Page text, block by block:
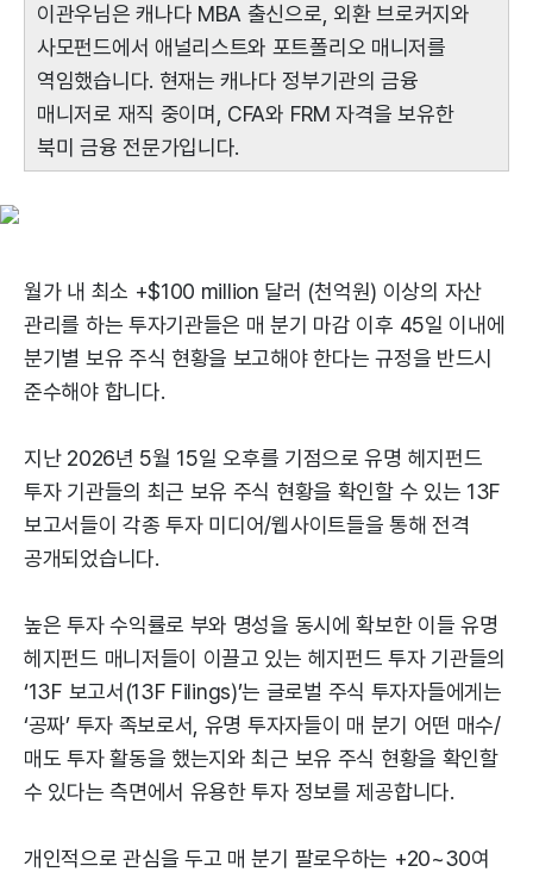
이관우님은 캐나다 MBA 출신으로, 외환 브로커지와
사모펀드에서 애널리스트와 포트폴리오 매니저를
역임했습니다. 현재는 캐나다 정부기관의 금융
매니저로 재직 중이며, CFA와 FRM 자격을 보유한
북미 금융 전문가입니다.
월가 내 최소 +$100 million 달러 (천억원) 이상의 자산
관리를 하는 투자기관들은 매 분기 마감 이후 45일 이내에
분기별 보유 주식 현황을 보고해야 한다는 규정을 반드시
준수해야 합니다.
지난 2026년 5월 15일 오후를 기점으로 유명 헤지펀드
투자 기관들의 최근 보유 주식 현황을 확인할 수 있는 13F
보고서들이 각종 투자 미디어/웹사이트들을 통해 전격
공개되었습니다.
높은 투자 수익률로 부와 명성을 동시에 확보한 이들 유명
헤지펀드 매니저들이 이끌고 있는 헤지펀드 투자 기관들의
‘13F 보고서(13F Filings)’는 글로벌 주식 투자자들에게는
‘공짜’ 투자 족보로서, 유명 투자자들이 매 분기 어떤 매수/
매도 투자 활동을 했는지와 최근 보유 주식 현황을 확인할
수 있다는 측면에서 유용한 투자 정보를 제공합니다.
개인적으로 관심을 두고 매 분기 팔로우하는 +20~30여